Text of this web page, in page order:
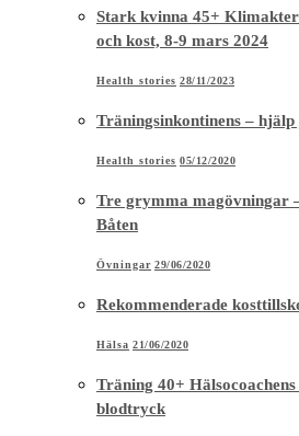
Stark kvinna 45+
och kost, 8-9 mars 2024
Health stories 28/11/2023
Träningsinkontinens –
Health stories 05/12/2020
Tre grymma magövningar
Båten
Övningar 29/06/2020
Rekommenderade
Hälsa 21/06/2020
Träning 40+
blodtryck